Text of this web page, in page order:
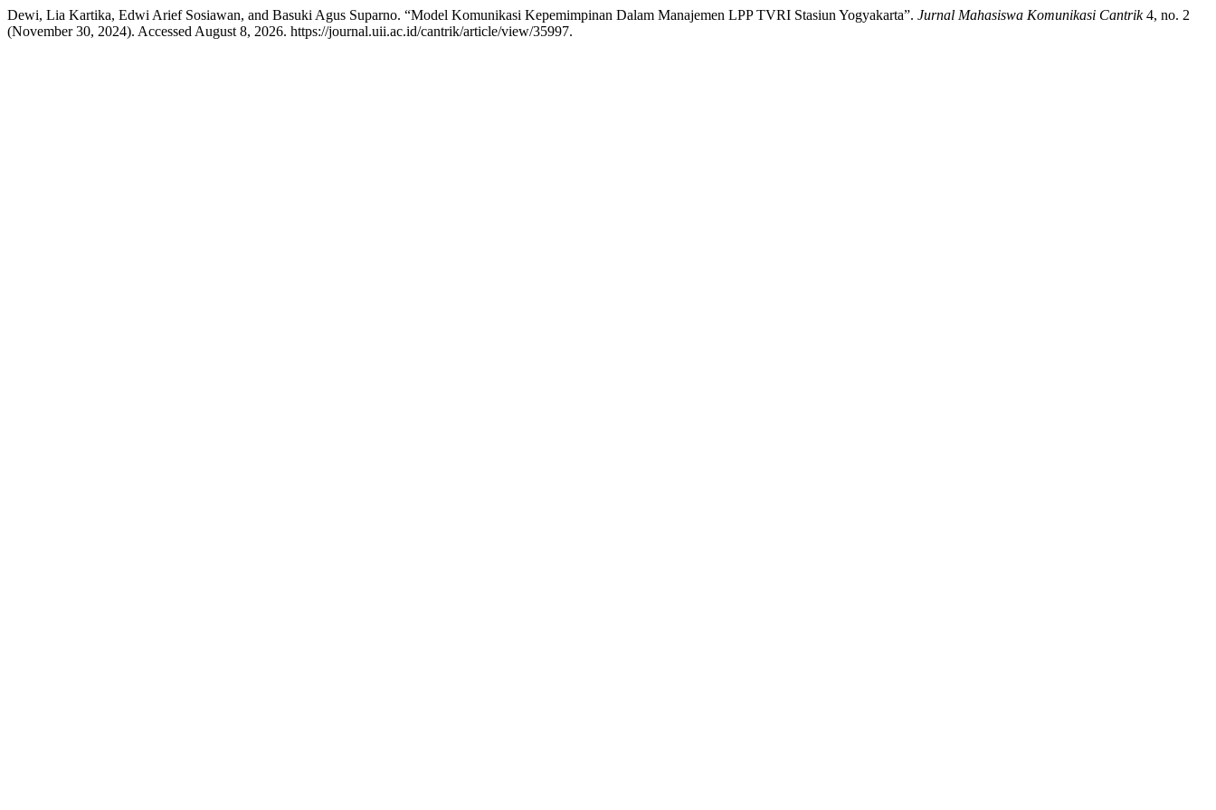
Dewi, Lia Kartika, Edwi Arief Sosiawan, and Basuki Agus Suparno. “Model Komunikasi Kepemimpinan Dalam Manajemen LPP TVRI Stasiun Yogyakarta”. Jurnal Mahasiswa Komunikasi Cantrik4, no. 2
(November 30, 2024). Accessed August 8, 2026. https://journal.uii.ac.id/cantrik/article/view/35997.